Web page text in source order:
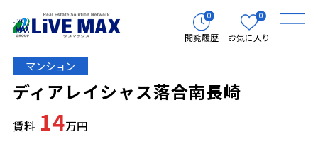
0
閲覧履歴
0
お気に入り
マンション
ディアレイシャス落合南長崎
賃料 14万円